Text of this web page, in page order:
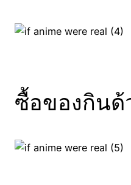
ซื้อของกินด้